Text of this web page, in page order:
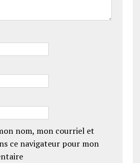
nom, mon courriel et
ce navigateur pour mon